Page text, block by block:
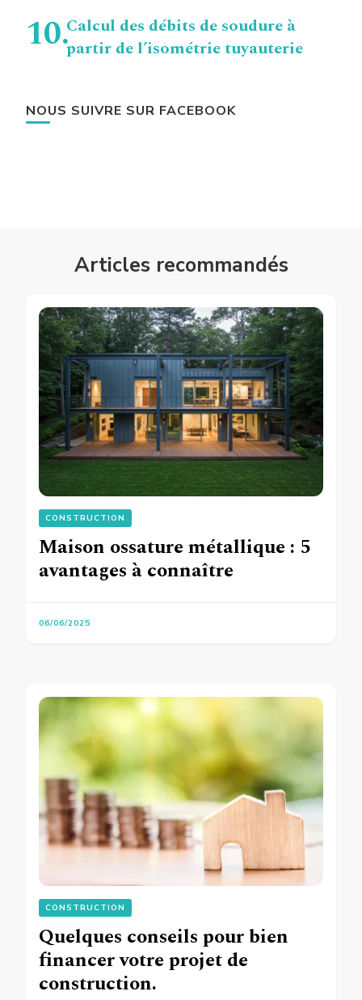
Calcul des débits de soudure à
partir de l’isométrie tuyauterie
NOUS SUIVRE SUR FACEBOOK
Articles recommandés
CONSTRUCTION
Maison ossature métallique : 5
avantages à connaître
06/06/2025
CONSTRUCTION
Quelques conseils pour bien
financer votre projet de
construction.